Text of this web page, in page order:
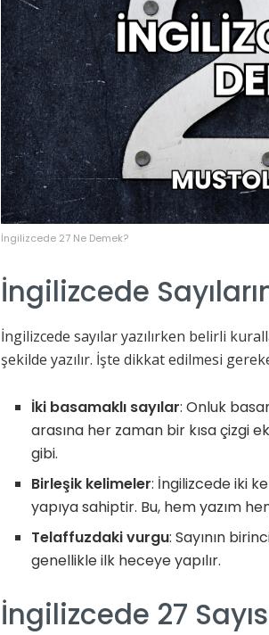
İngilizcede 27 Ne Demek?
İngilizcede
İngilizcede sayılar yazılırken belirli
şekilde yazılır. İşte dikkat edilmesi
İki basamaklı sayılar: Onluk
arasına her zaman bir kısa çizgi
gibi.
Birleşik kelimeler: İngilizcede iki
yapıya sahiptir. Bu, hem yazım
Telaffuzdaki vurgu: Sayının
genellikle ilk heceye yapılır.
İngilizcede 27